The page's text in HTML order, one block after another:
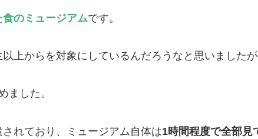
のミュージアムです。
上からを対象にしているんだろうなと思いましたが
ました。
れており、ミュージアム自体は1時間程度で全部見